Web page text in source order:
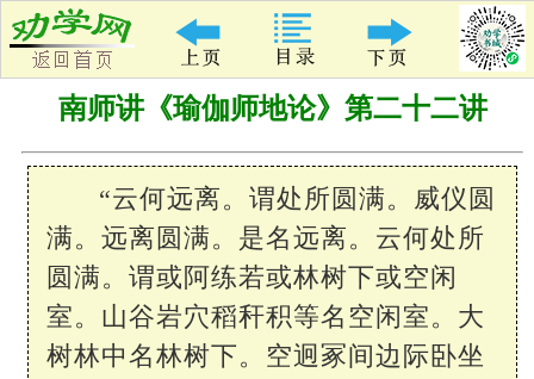
南师讲《瑜伽师地论》第二十二讲
“云何远离。谓处所圆满。威仪圆
满。远离圆满。是名远离。云何处所
圆满。谓或阿练若或林树下或空闲
室。山谷岩穴稻秆积等名空闲室。大
树林中名林树下。空迥冢间边际卧坐